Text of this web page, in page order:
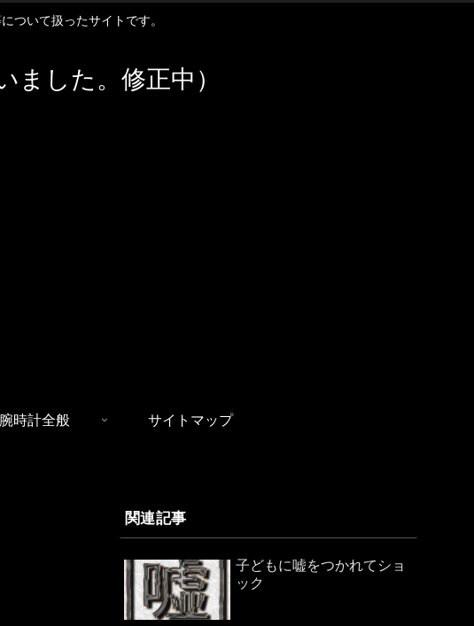
ついて扱ったサイトです。
した。修正中）
腕時計全般 サイトマップ
関連記事
子どもに嘘をつかれてショ
ック